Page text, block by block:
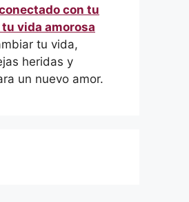
con tu
vida amorosa
tu vida,
heridas y
un nuevo amor.